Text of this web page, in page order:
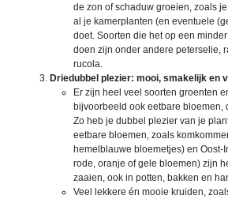
de zon of schaduw groeien, zoals
al je kamerplanten (en eventuele
doet. Soorten die het op een
doen zijn onder andere peterselie,
rucola.
Driedubbel plezier: mooi, smakelijk en
Er zijn heel veel soorten groenten
bijvoorbeeld ook eetbare bloemen,
Zo heb je dubbel plezier van je
eetbare bloemen, zoals
hemelblauwe bloemetjes) en Oost-
rode, oranje of gele bloemen) zijn
zaaien, ook in potten, bakken en
Veel lekkere én mooie kruiden,